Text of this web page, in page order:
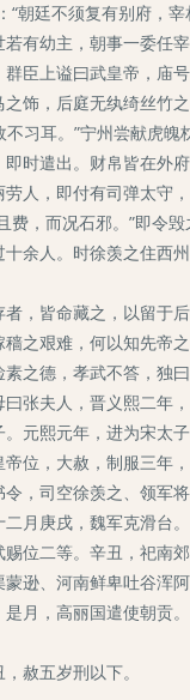
“朝廷不须复有别府，
有幼主，朝事一委任
臣上谥曰武皇帝，庙
，后庭无纨绮丝竹
不习耳。”宁州尝献虎
时遣出。财帛皆在外
人，即付有司弹太守
费，而况石邪。”即令
余人。时徐羡之住西
皆命藏之，以留于
之艰难，何以知先帝
之德，孝武不答，独
夫人，晋义熙二年
元熙元年，进为宋太
，大赦，制服三年
司空徐羡之、领军
月庚戌，魏军克滑台。
二等。辛丑，祀南
、河南鲜卑吐谷浑
月，高丽国遣使朝贡。
赦五岁刑以下。